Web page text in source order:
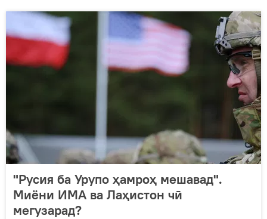
"Русия ба Урупо ҳамроҳ мешавад".
Миёни ИМА ва Лаҳистон чӣ
мегузарад?